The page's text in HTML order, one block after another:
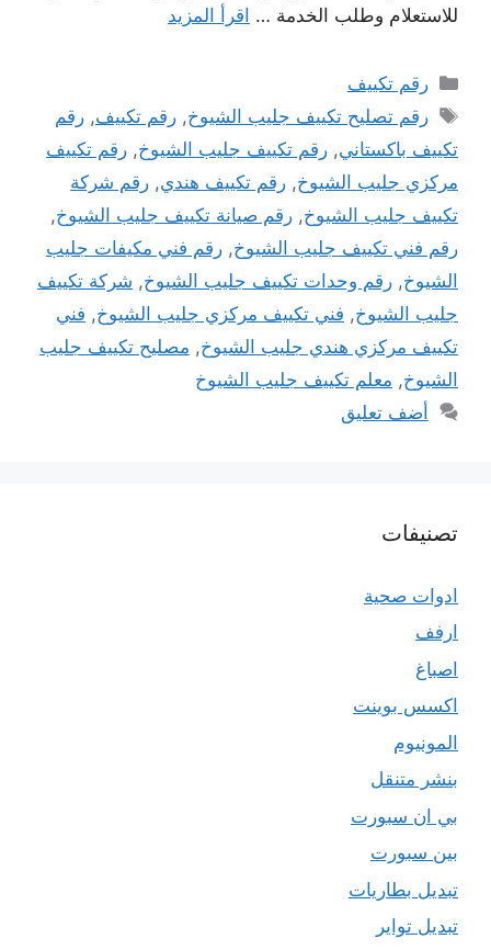
للاستعلام وطلب الخدمة … اقرأ المزيد
التصنيفات
رقم تكييف
الوسوم
رقم تصليح تكييف جليب الشيوخ,رقم تكييف,رقم
تكييف باكستاني, رقم تكييف جليب الشيوخ, رقم تكييف
مركزي جليب الشيوخ, رقم تكييف هندي, رقم شركة
تكييف جليب الشيوخ, رقم صيانة تكييف جليب الشيوخ,
رقم فني تكييف جليب الشيوخ, رقم فني مكيفات جليب
الشيوخ, رقم وحدات تكييف جليب الشيوخ, شركة تكييف
جليب الشيوخ, فني تكييف مركزي جليب الشيوخ, فني
تكييف مركزي هندي جليب الشيوخ, مصليح تكييف جليب
الشيوخ, معلم تكييف جليب الشيوخ
أضف تعليق
تصنيفات
ادوات صحية
ارفف
اصباغ
اكسس بوينت
المونيوم
بنشر متنقل
بي ان سبورت
بين سبورت
تبديل بطاريات
تبديل تواير